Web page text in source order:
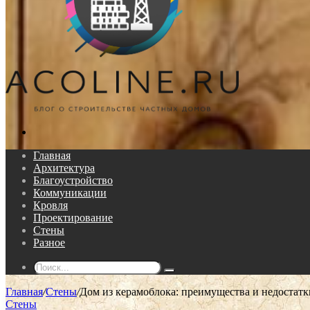
Главная
Архитектура
Благоустройство
Коммуникации
Кровля
Проектирование
Стены
Разное
Поиск...
Главная/Стены/Дом из керамоблока: преимущества и
Стены